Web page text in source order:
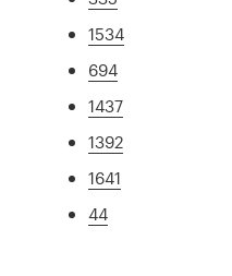
1534
694
1437
1392
1641
44